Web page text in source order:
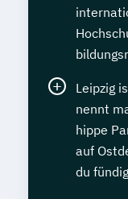
Leipzig
nennt
hippe
auf
du fündig